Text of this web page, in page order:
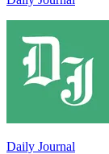
Daily Journal